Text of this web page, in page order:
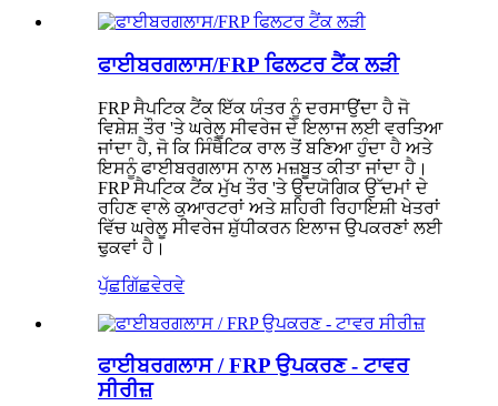
ਫਾਈਬਰਗਲਾਸ/FRP ਫਿਲਟਰ ਟੈਂਕ ਲੜੀ
FRP ਸੈਪਟਿਕ ਟੈਂਕ ਇੱਕ ਯੰਤਰ ਨੂੰ ਦਰਸਾਉਂਦਾ ਹੈ ਜੋ
ਵਿਸ਼ੇਸ਼ ਤੌਰ 'ਤੇ ਘਰੇਲੂ ਸੀਵਰੇਜ ਦੇ ਇਲਾਜ ਲਈ ਵਰਤਿਆ
ਜਾਂਦਾ ਹੈ, ਜੋ ਕਿ ਸਿੰਥੈਟਿਕ ਰਾਲ ਤੋਂ ਬਣਿਆ ਹੁੰਦਾ ਹੈ ਅਤੇ
ਇਸਨੂੰ ਫਾਈਬਰਗਲਾਸ ਨਾਲ ਮਜ਼ਬੂਤ ​​ਕੀਤਾ ਜਾਂਦਾ ਹੈ।
FRP ਸੈਪਟਿਕ ਟੈਂਕ ਮੁੱਖ ਤੌਰ 'ਤੇ ਉਦਯੋਗਿਕ ਉੱਦਮਾਂ ਦੇ
ਰਹਿਣ ਵਾਲੇ ਕੁਆਰਟਰਾਂ ਅਤੇ ਸ਼ਹਿਰੀ ਰਿਹਾਇਸ਼ੀ ਖੇਤਰਾਂ
ਵਿੱਚ ਘਰੇਲੂ ਸੀਵਰੇਜ ਸ਼ੁੱਧੀਕਰਨ ਇਲਾਜ ਉਪਕਰਣਾਂ ਲਈ
ਢੁਕਵਾਂ ਹੈ।
ਪੁੱਛਗਿੱਛਵੇਰਵੇ
ਫਾਈਬਰਗਲਾਸ / FRP ਉਪਕਰਣ - ਟਾਵਰ
ਸੀਰੀਜ਼